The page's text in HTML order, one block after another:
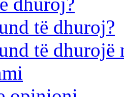
të dhuroj?
të dhurojë